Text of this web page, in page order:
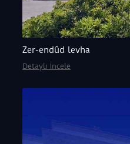
Zer-endûd levha
Detaylı İncele